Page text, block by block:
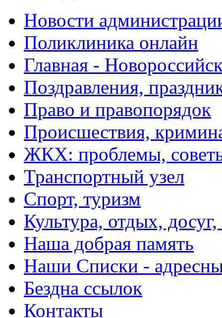
Новости
Поликлиника онлайн
Главная -
Поздравления,
Право и правопорядок
Происшествия,
ЖКХ: проблемы,
Транспортный узел
Спорт, туризм
Культура, отдых,
Наша добрая память
Наши Списки -
Бездна ссылок
Контакты